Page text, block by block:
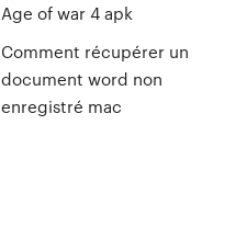
Age of war 4 apk
Comment récupérer un
document word non
enregistré mac